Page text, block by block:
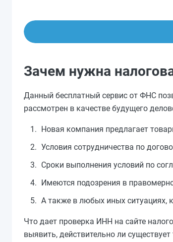
Зачем нужна
Данный бесплатный сервис от ФНС
рассмотрен в качестве будущего
Новая компания предлагает
Условия сотрудничества по
Сроки выполнения условий по
Имеются подозрения в
А также в любых иных ситуациях,
Что дает проверка ИНН на сайте
выявить, действительно ли